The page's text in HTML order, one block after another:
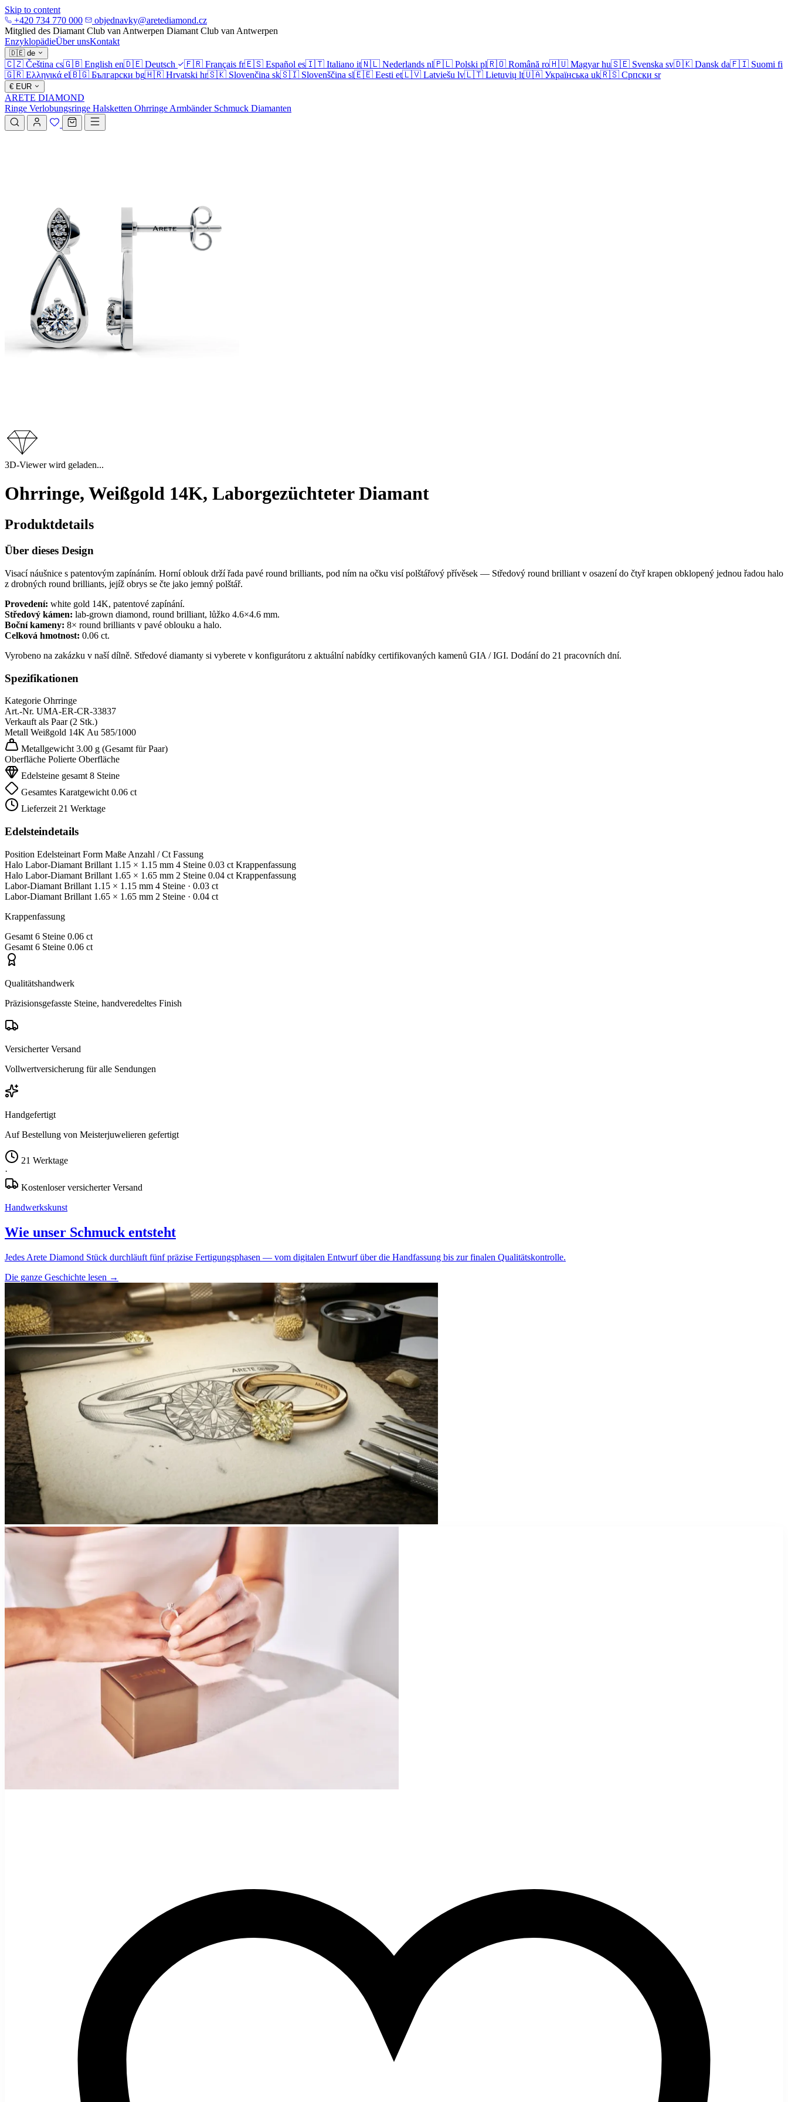
Skip to content
+420 734 770 000
objednavky@aretediamond.cz
Mitglied des Diamant Club van Antwerpen Diamant Club van Antwerpen
EnzyklopädieÜber unsKontakt
🇩🇪 de
🇨🇿 Čeština cs🇬🇧 English en🇩🇪 Deutsch 🇫🇷 Français fr🇪🇸 Español es🇮🇹 Italiano it🇳🇱 Nederlands nl🇵🇱 Polski pl🇷🇴 Română ro🇭🇺 Magyar hu🇸🇪 Svenska sv🇩🇰 Dansk da🇫🇮 Suomi fi
🇬🇷 Ελληνικά el🇧🇬 Български bg🇭🇷 Hrvatski hr🇸🇰 Slovenčina sk🇸🇮 Slovenščina sl🇪🇪 Eesti et🇱🇻 Latviešu lv🇱🇹 Lietuvių lt🇺🇦 Українська uk🇷🇸 Српски sr
€ EUR
ARETE DIAMOND
Ringe Verlobungsringe Halsketten Ohrringe Armbänder Schmuck Diamanten
3D-Viewer wird geladen...
Ohrringe, Weißgold 14K, Laborgezüchteter Diamant
Produktdetails
Über dieses Design
Visací náušnice s patentovým zapínáním. Horní oblouk drží řada pavé round brilliants, pod ním na očku visí polštářový přívěsek — Středový round brilliant v osazení do čtyř krapen obklopený jednou řadou halo
z drobných round brilliants, jejíž obrys se čte jako jemný polštář.
Provedení: white gold 14K, patentové zapínání.
Středový kámen: lab-grown diamond, round brilliant, lůžko 4.6×4.6 mm.
Boční kameny: 8× round brilliants v pavé oblouku a halo.
Celková hmotnost: 0.06 ct.
Vyrobeno na zakázku v naší dílně. Středové diamanty si vyberete v konfigurátoru z aktuální nabídky certifikovaných kamenů GIA / IGI. Dodání do 21 pracovních dní.
Spezifikationen
Kategorie Ohrringe
Art.-Nr. UMA-ER-CR-33837
Verkauft als Paar (2 Stk.)
Metall Weißgold 14KAu 585/1000
Metallgewicht 3.00 g (Gesamt für Paar)
Oberfläche Polierte Oberfläche
Edelsteine gesamt 8 Steine
Gesamtes Karatgewicht 0.06 ct
Lieferzeit 21 Werktage
Edelsteindetails
Position Edelsteinart Form Maße Anzahl / Ct Fassung
Halo Labor-Diamant Brillant 1.15 × 1.15 mm 4 Steine 0.03 ct Krappenfassung
Halo Labor-Diamant Brillant 1.65 × 1.65 mm 2 Steine 0.04 ct Krappenfassung
Labor-Diamant Brillant 1.15 × 1.15 mm 4 Steine · 0.03 ct
Labor-Diamant Brillant 1.65 × 1.65 mm 2 Steine · 0.04 ct
Krappenfassung
Gesamt 6 Steine 0.06 ct
Gesamt 6 Steine 0.06 ct
Qualitätshandwerk
Präzisionsgefasste Steine, handveredeltes Finish
Versicherter Versand
Vollwertversicherung für alle Sendungen
Handgefertigt
Auf Bestellung von Meisterjuwelieren gefertigt
21 Werktage
·
Kostenloser versicherter Versand
Handwerkskunst
Wie unser Schmuck entsteht
Jedes Arete Diamond Stück durchläuft fünf präzise Fertigungsphasen — vom digitalen Entwurf über die Handfassung bis zur finalen Qualitätskontrolle.
Die ganze Geschichte lesen →